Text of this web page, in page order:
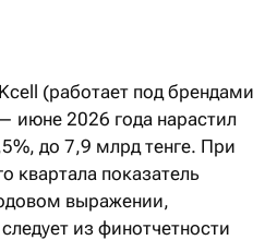
(работает под брендами
июне 2026 года нарастил
до 7,9 млрд тенге. При
квартала показатель
выражении,
из финотчетности